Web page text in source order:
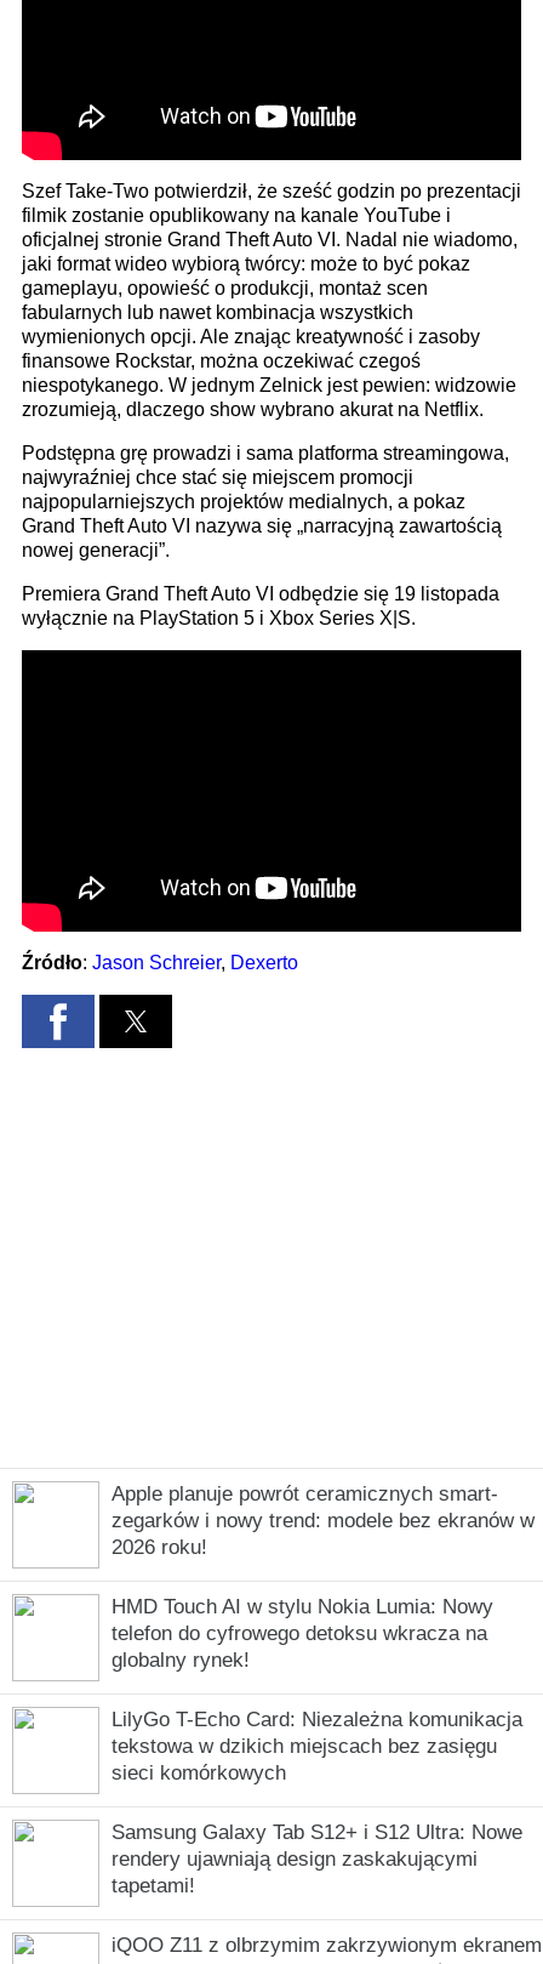
Apple planuje powrót ceramicznych smart-
zegarków i nowy trend: modele bez ekranów w
2026 roku!
HMD Touch AI w stylu Nokia Lumia: Nowy
telefon do cyfrowego detoksu wkracza na
globalny rynek!
LilyGo T-Echo Card: Niezależna komunikacja
tekstowa w dzikich miejscach bez zasięgu
sieci komórkowych
Samsung Galaxy Tab S12+ i S12 Ultra: Nowe
rendery ujawniają design zaskakującymi
tapetami!
iQOO Z11 z olbrzymim zakrzywionym ekranem